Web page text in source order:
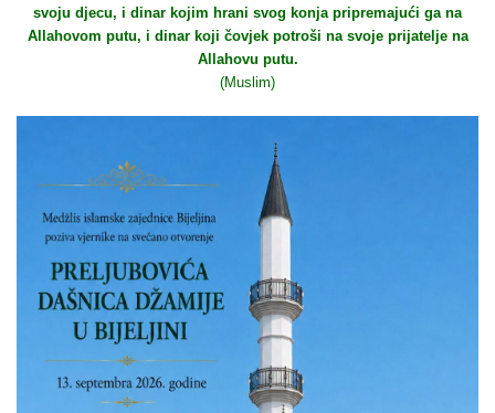
svoju djecu, i dinar kojim hrani svog konja pripremajući ga na
Allahovom putu, i dinar koji čovjek potroši na svoje prijatelje na
Allahovu putu.
(Muslim)